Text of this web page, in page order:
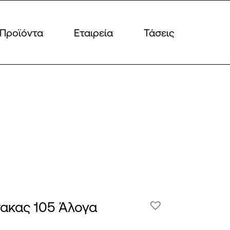
Προϊόντα Εταιρεία Τάσεις
105 Άλογα